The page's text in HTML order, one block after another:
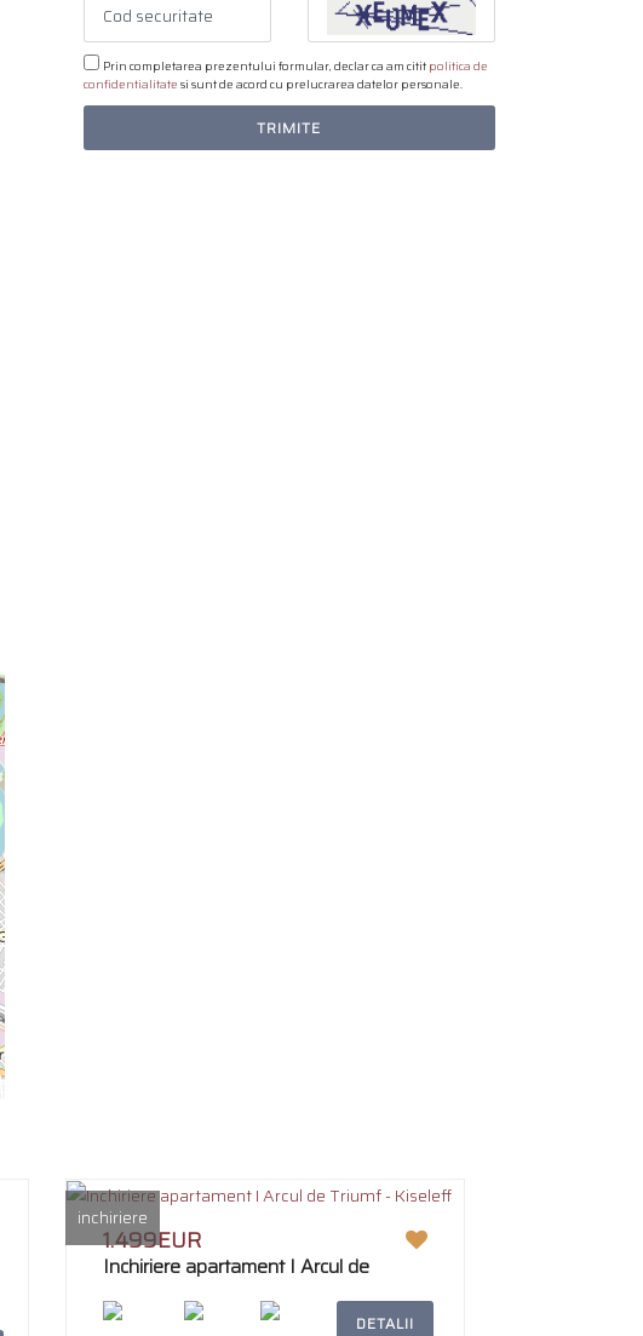
Prin completarea prezentului formular, declar ca am citit politica de
confidentialitate si sunt de acord cu prelucrarea datelor personale.
TRIMITE
inchiriere
1.499EUR
Inchiriere apartament I Arcul de
Triumf - Kiseleff
DETALII